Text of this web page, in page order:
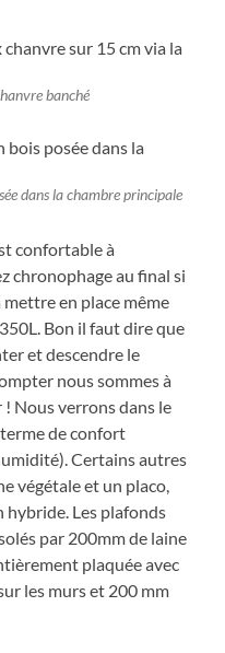
banché
dans la chambre principale
confortable à
chronophage au final si
mettre en place même
Bon il faut dire que
et descendre le
nous sommes à
Nous verrons dans le
de confort
Certains autres
végétale et un placo,
hybride. Les plafonds
par 200mm de laine
plaquée avec
les murs et 200 mm